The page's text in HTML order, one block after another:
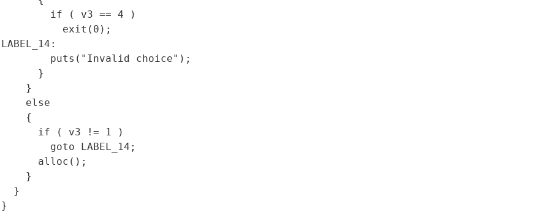
        if ( v3 == 4 )
          exit(0);
LABEL_14:
        puts("Invalid choice");
      }
    }
    else
    {
      if ( v3 != 1 )
        goto LABEL_14;
      alloc();
    }
  }
}